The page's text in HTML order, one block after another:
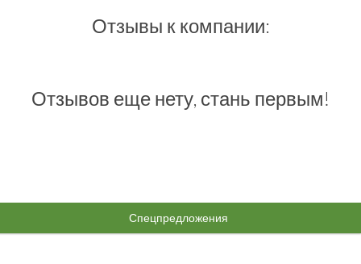
Отзывы к компании:
Отзывов еще нету, стань первым!
Спецпредложения